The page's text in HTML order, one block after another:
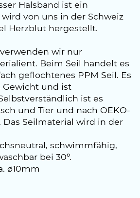
Halsband ist ein
von uns in der Schweiz
Herzblut hergestellt.
wir nur
Beim Seil handelt es
geflochtenes PPM Seil. Es
Gewicht und ist
ist es
und Tier und nach OEKO-
Das Seilmaterial wird in der
schwimmfähig,
bei 30º.
ø10mm